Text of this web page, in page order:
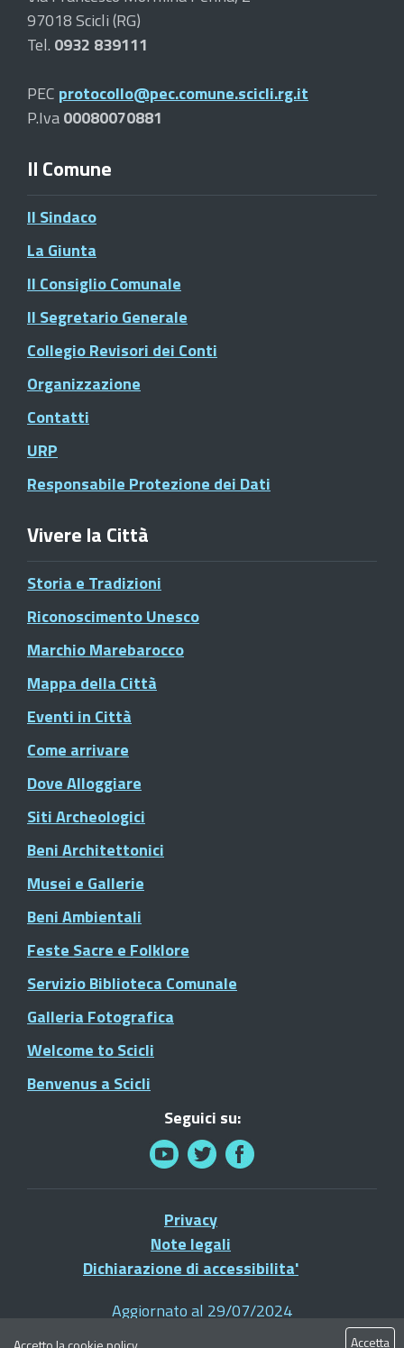
97018 Scicli (RG)
Tel. 0932 839111
PEC protocollo@pec.comune.scicli.rg.it
P.Iva00080070881
Il Comune
Il Sindaco
La Giunta
Il Consiglio Comunale
Il Segretario Generale
Collegio Revisori dei Conti
Organizzazione
Contatti
URP
Responsabile Protezione dei Dati
Vivere la Città
Storia e Tradizioni
Riconoscimento Unesco
Marchio Marebarocco
Mappa della Città
Eventi in Città
Come arrivare
Dove Alloggiare
Siti Archeologici
Beni Architettonici
Musei e Gallerie
Beni Ambientali
Feste Sacre e Folklore
Servizio Biblioteca Comunale
Galleria Fotografica
Welcome to Scicli
Benvenus a Scicli
Seguici su:
Privacy
Note legali
Dichiarazione di accessibilita'
Aggiornato al 29/07/2024
© 2021 Comune di Scicli - Tutti i diritti riservatiAccetta